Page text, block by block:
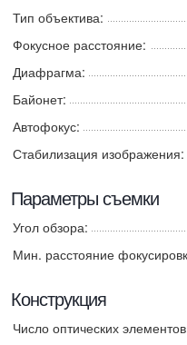
Тип объектива:
Фокусное расстояние:
Диафрагма:
Байонет:
Автофокус:
Стабилизация изображения:
Параметры съемки
Угол обзора:
Мин. расстояние
Конструкция
Число оптических